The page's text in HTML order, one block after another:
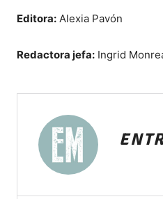
Editora: Alexia Pavón
Redactora jefa: Ingrid